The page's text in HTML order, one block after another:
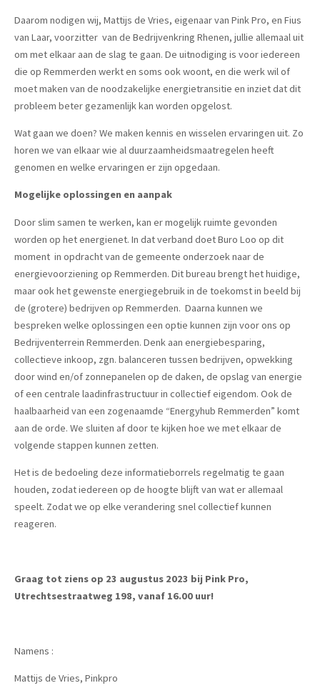
Daarom nodigen wij, Mattijs de Vries, eigenaar van Pink Pro, en Fius
van Laar, voorzitter van de Bedrijvenkring Rhenen, jullie allemaal uit
om met elkaar aan de slag te gaan. De uitnodiging is voor iedereen
die op Remmerden werkt en soms ook woont, en die werk wil of
moet maken van de noodzakelijke energietransitie en inziet dat dit
probleem beter gezamenlijk kan worden opgelost.
Wat gaan we doen? We maken kennis en wisselen ervaringen uit. Zo
horen we van elkaar wie al duurzaamheidsmaatregelen heeft
genomen en welke ervaringen er zijn opgedaan.
Mogelijke oplossingen en aanpak
Door slim samen te werken, kan er mogelijk ruimte gevonden
worden op het energienet. In dat verband doet Buro Loo op dit
moment in opdracht van de gemeente onderzoek naar de
energievoorziening op Remmerden. Dit bureau brengt het huidige,
maar ook het gewenste energiegebruik in de toekomst in beeld bij
de (grotere) bedrijven op Remmerden. Daarna kunnen we
bespreken welke oplossingen een optie kunnen zijn voor ons op
Bedrijventerrein Remmerden. Denk aan energiebesparing,
collectieve inkoop, zgn. balanceren tussen bedrijven, opwekking
door wind en/of zonnepanelen op de daken, de opslag van energie
of een centrale laadinfrastructuur in collectief eigendom. Ook de
haalbaarheid van een zogenaamde “Energyhub Remmerden” komt
aan de orde. We sluiten af door te kijken hoe we met elkaar de
volgende stappen kunnen zetten.
Het is de bedoeling deze informatieborrels regelmatig te gaan
houden, zodat iedereen op de hoogte blijft van wat er allemaal
speelt. Zodat we op elke verandering snel collectief kunnen
reageren.
Graag tot ziens op 23 augustus 2023 bij Pink Pro,
Utrechtsestraatweg 198, vanaf 16.00 uur!
Namens :
Mattijs de Vries, Pinkpro